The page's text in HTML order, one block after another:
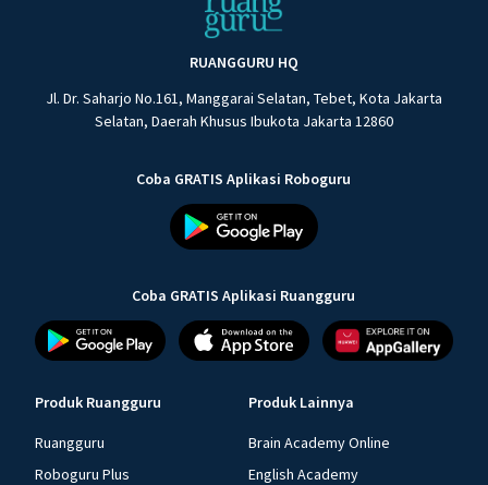
RUANGGURU HQ
Jl. Dr. Saharjo No.161, Manggarai Selatan, Tebet, Kota Jakarta
Selatan, Daerah Khusus Ibukota Jakarta 12860
Coba GRATIS Aplikasi Roboguru
Coba GRATIS Aplikasi Ruangguru
Produk Ruangguru
Ruangguru
Roboguru Plus
Produk Lainnya
Brain Academy Online
English Academy